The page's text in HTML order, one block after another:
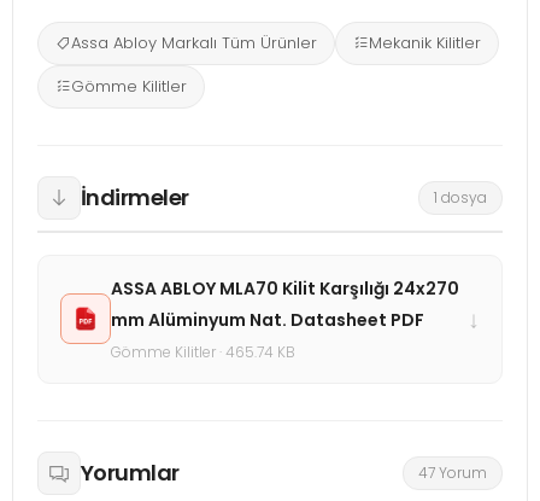
Assa Abloy Markalı Tüm Ürünler
Mekanik Kilitler
Gömme Kilitler
İndirmeler 1 dosya
ASSA ABLOY MLA70 Kilit Karşılığı 24x270
mm Alüminyum Nat. Datasheet PDF
Gömme Kilitler · 465.74 KB
↓
Yorumlar 47 Yorum